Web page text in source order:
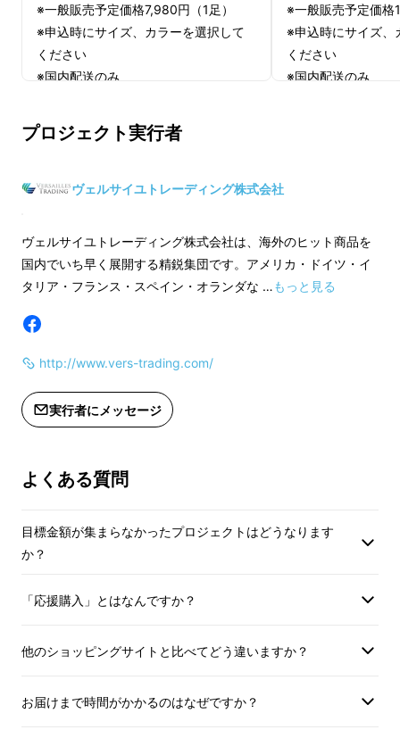
チェコ共和国にてハンドメイドで製造されてい
るSKINNERSは、
ポーチ付きで持ち運び簡単！
クルッと折り畳むことができます。
■接着剤を使わない特殊なテクノロジーを採用
※一般販売予定価格7,980円（1足）
※申込時にサイズ、カラーを選択して
ください
※国内配送のみ
※一般販売予定価
※申込時にサイズ、
ください
※国内配送のみ
プロジェクト実行者
ヴェルサイユトレーディング株式会社
ヴェルサイユトレーディング株式会社は、海外のヒット商品を
国内でいち早く展開する精鋭集団です。アメリカ・ドイツ・イ
タリア・フランス・スペイン・オランダな …もっと見る
http://www.vers-trading.com/
実行者にメッセージ
よくある質問
目標金額が集まらなかったプロジェクトはどうなります
か？
「応援購入」とはなんですか？
他のショッピングサイトと比べてどう違いますか？
お届けまで時間がかかるのはなぜですか？